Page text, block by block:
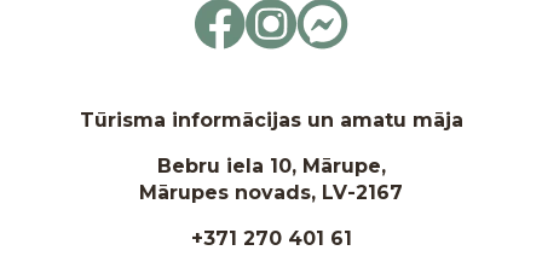
Tūrisma informācijas un amatu māja
Bebru iela 10, Mārupe,
Mārupes novads, LV-2167
+371 270 401 61